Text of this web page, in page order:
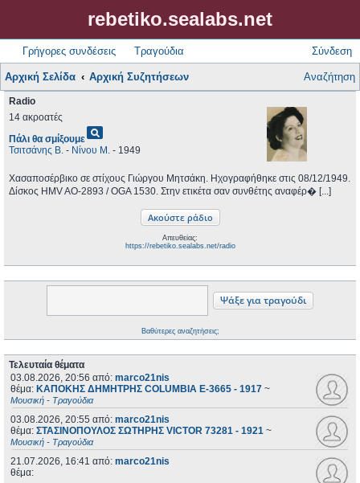
rebetiko.sealabs.net
Γρήγορες συνδέσεις Τραγούδια Σύνδεση
Αρχική Σελίδα Αρχική Συζητήσεων Αναζήτηση
Radio
14 ακροατές
Πάλι θα σμίξουμεpageview
Τσιτσάνης Β. - Νίνου Μ. - 1949
Χασαποσέρβικο σε στίχους Γιώργου Μητσάκη. Ηχογραφήθηκε στις 08/12/1949.
Δίσκος HMV AO-2893 / OGA 1530. Στην ετικέτα σαν συνθέτης αναφέρ� [...]
Απευθείας:
https://rebetiko.sealabs.net/radio
Βαθύτερες αναζητήσεις;
Τελευταία θέματα
03.08.2026, 20:56 από: marco21nis
θέμα: ΚΑΠΟΚΗΣ ΔΗΜΗΤΡΗΣ COLUMBIA E-3665 - 1917 ~
Μουσική - Τραγούδια
03.08.2026, 20:55 από: marco21nis
θέμα: ΣΤΑΣΙΝΟΠΟΥΛΟΣ ΣΩΤΗΡΗΣ VICTOR 73281 - 1921 ~
Μουσική - Τραγούδια
21.07.2026, 16:41 από: marco21nis
θέμα: